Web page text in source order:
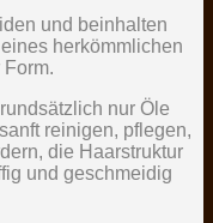
und beinhalten
herkömmlichen
nur Öle
reinigen, pflegen,
die Haarstruktur
und geschmeidig